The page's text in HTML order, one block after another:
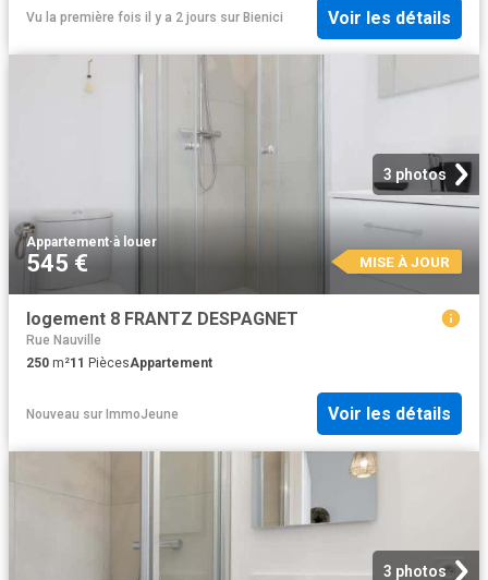
Vu la première fois il y a 2 jours sur Bienici Voir les détails
3 photos
Appartement·à louer
545 € MISE À JOUR
logement 8 FRANTZ DESPAGNET
Rue Nauville
250 m²11 PiècesAppartement
Nouveau sur ImmoJeune Voir les détails
3 photos